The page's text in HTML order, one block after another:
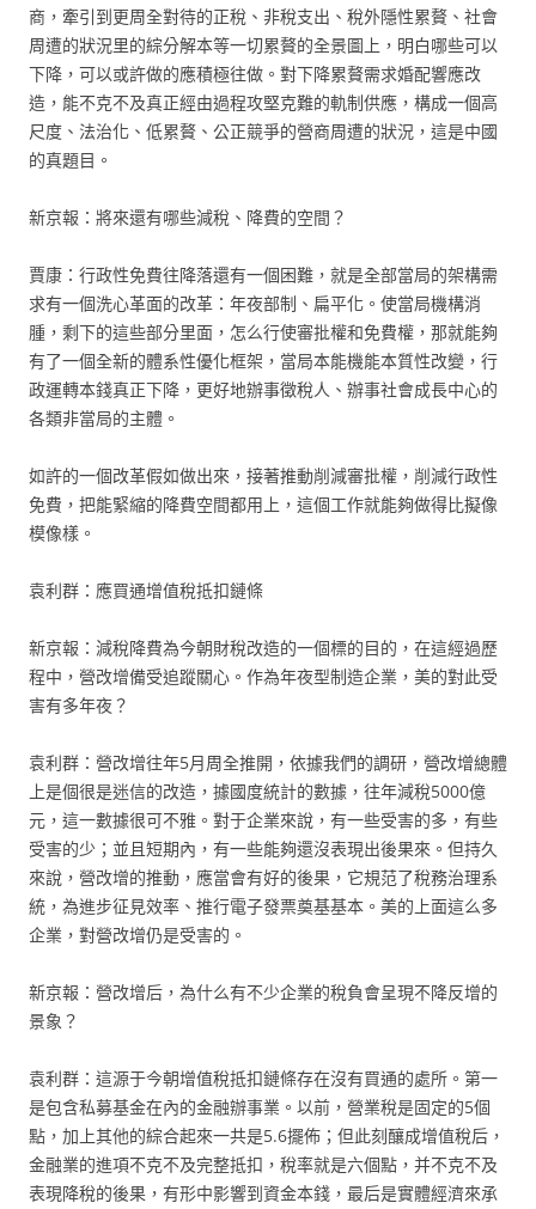
商，牽引到更周全對待的正稅、非稅支出、稅外隱性累贅、社會
周遭的狀況里的綜分解本等一切累贅的全景圖上，明白哪些可以
下降，可以或許做的應積極往做。對下降累贅需求婚配響應改
造，能不克不及真正經由過程攻堅克難的軌制供應，構成一個高
尺度、法治化、低累贅、公正競爭的營商周遭的狀況，這是中國
的真題目。
新京報：將來還有哪些減稅、降費的空間？
賈康：行政性免費往降落還有一個困難，就是全部當局的架構需
求有一個洗心革面的改革：年夜部制、扁平化。使當局機構消
腫，剩下的這些部分里面，怎么行使審批權和免費權，那就能夠
有了一個全新的體系性優化框架，當局本能機能本質性改變，行
政運轉本錢真正下降，更好地辦事徵稅人、辦事社會成長中心的
各類非當局的主體。
如許的一個改革假如做出來，接著推動削減審批權，削減行政性
免費，把能緊縮的降費空間都用上，這個工作就能夠做得比擬像
模像樣。
袁利群：應買通增值稅抵扣鏈條
新京報：減稅降費為今朝財稅改造的一個標的目的，在這經過歷
程中，營改增備受追蹤關心。作為年夜型制造企業，美的對此受
害有多年夜？
袁利群：營改增往年5月周全推開，依據我們的調研，營改增總體
上是個很是迷信的改造，據國度統計的數據，往年減稅5000億
元，這一數據很可不雅。對于企業來說，有一些受害的多，有些
受害的少；並且短期內，有一些能夠還沒表現出後果來。但持久
來說，營改增的推動，應當會有好的後果，它規范了稅務治理系
統，為進步征見效率、推行電子發票奠基基本。美的上面這么多
企業，對營改增仍是受害的。
新京報：營改增后，為什么有不少企業的稅負會呈現不降反增的
景象？
袁利群：這源于今朝增值稅抵扣鏈條存在沒有買通的處所。第一
是包含私募基金在內的金融辦事業。以前，營業稅是固定的5個
點，加上其他的綜合起來一共是5.6擺佈；但此刻釀成增值稅后，
金融業的進項不克不及完整抵扣，稅率就是六個點，并不克不及
表現降稅的後果，有形中影響到資金本錢，最后是實體經濟來承